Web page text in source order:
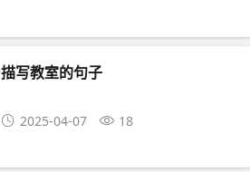
描写教室的句子
2025-04-07 18